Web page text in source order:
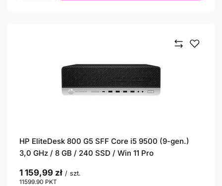
HP EliteDesk 800 G5 SFF Core i5 9500 (9-gen.)
3,0 GHz / 8 GB / 240 SSD / Win 11 Pro
1 159,99 zł / szt.
11599.90 PKT